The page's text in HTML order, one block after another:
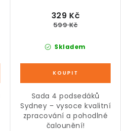
Skladem
329 Kč
599 Kč
Sada 4 podsedáků
Sydney – vysoce kvalitní
zpracování a pohodlné
čalounění!